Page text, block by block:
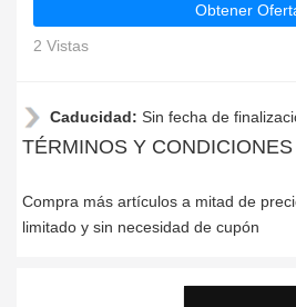
Obtener
2 Vistas
Caducidad: Sin fecha de
TÉRMINOS Y CONDICIONES
Compra más artículos a mitad de
limitado y sin necesidad de cupón